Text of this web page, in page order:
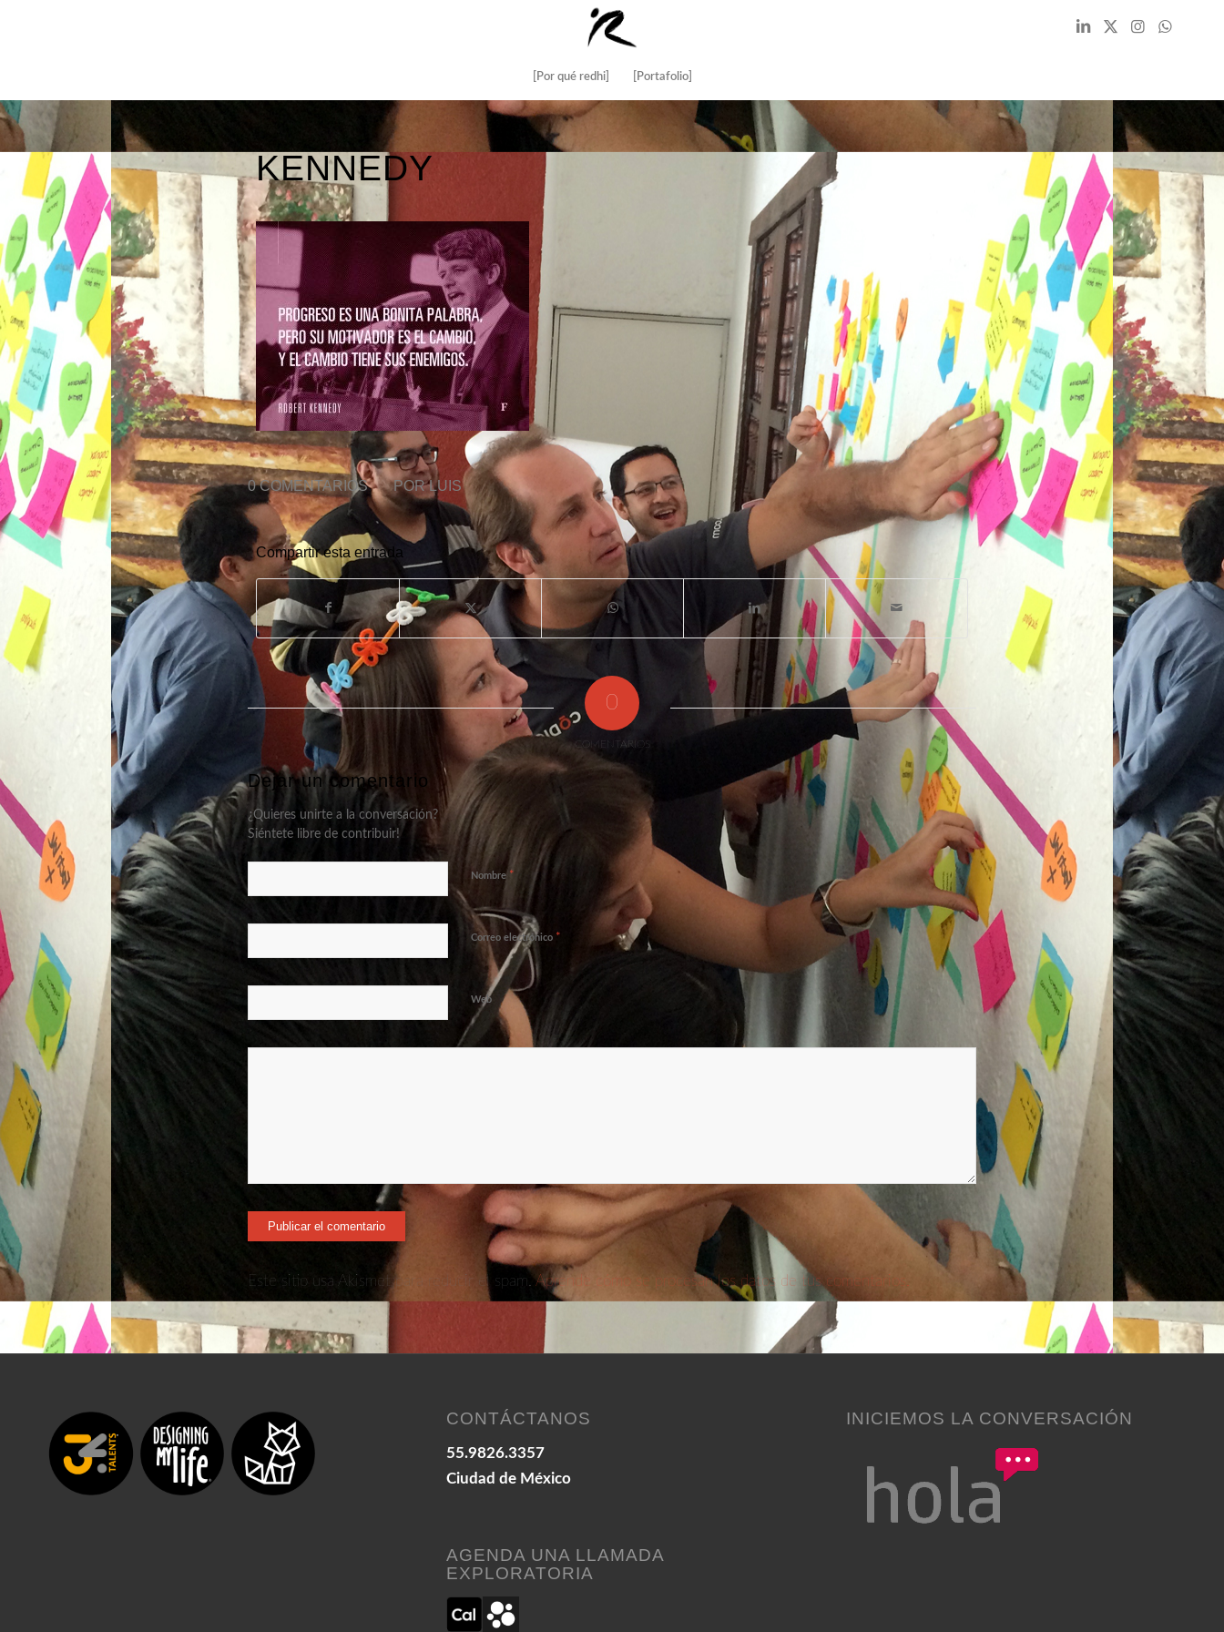
[Por qué redhi] [Portafolio]
KENNEDY
0 COMENTARIOS / PORLUIS
Compartir esta entrada
0
COMENTARIOS
Dejar un comentario
¿Quieres unirte a la conversación?
Siéntete libre de contribuir!
Nombre *
Correo electrónico *
Web
Este sitio usa Akismet para reducir el spam.Aprende cómo se procesan los datos de tus comentarios.
CONTÁCTANOS
55.9826.3357
Ciudad de México
AGENDA UNA LLAMADA
EXPLORATORIA
INICIEMOS LA CONVERSACIÓN